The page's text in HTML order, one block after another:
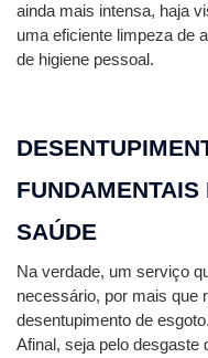
ainda mais intensa, haja
uma eficiente limpeza de
de higiene pessoal.
FUNDAMENTAIS
SAÚDE
Na verdade, um serviço
necessário, por mais que
desentupimento de esgoto.
Afinal, seja pelo desgaste